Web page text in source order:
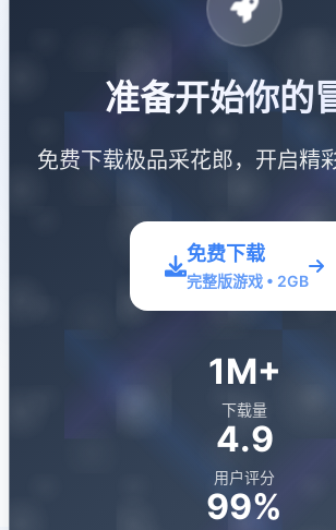
准备开始你的
免费下载极品采花郎，开启精
免费下载
完整版游戏 • 2GB
1M+
下载量
4.9
用户评分
99%